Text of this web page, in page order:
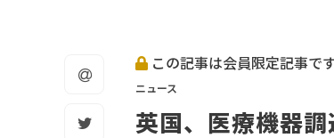
この記事は会員限定記事で
ニュース
英国、医療機器